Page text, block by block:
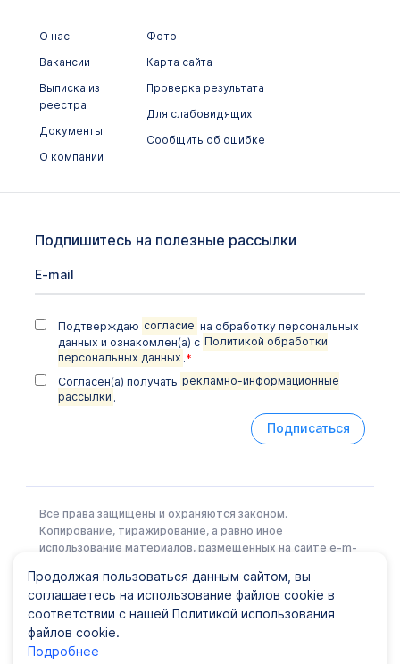
О нас
Вакансии
Выписка из
реестра
Документы
О компании
Фото
Карта сайта
Проверка результата
Для слабовидящих
Сообщить об ошибке
Подпишитесь на полезные рассылки
Подтверждаю согласие на обработку персональных
данных и ознакомлен(а) с Политикой обработки
персональных данных .*
Согласен(а) получать рекламно-информационные
рассылки .
Подписаться
Все права защищены и охраняются законом.
Копирование, тиражирование, а равно иное
использование материалов, размещенных на сайте e-m-
Правообладателя.
Политика конфиденциальности
© ООО EML, 2022 Лицензия № Л041-01148-78/00337441
Продолжая пользоваться данным сайтом, вы
соглашаетесь на использование файлов cookie в
соответствии с нашей Политикой использования
файлов cookie.
Подробнее